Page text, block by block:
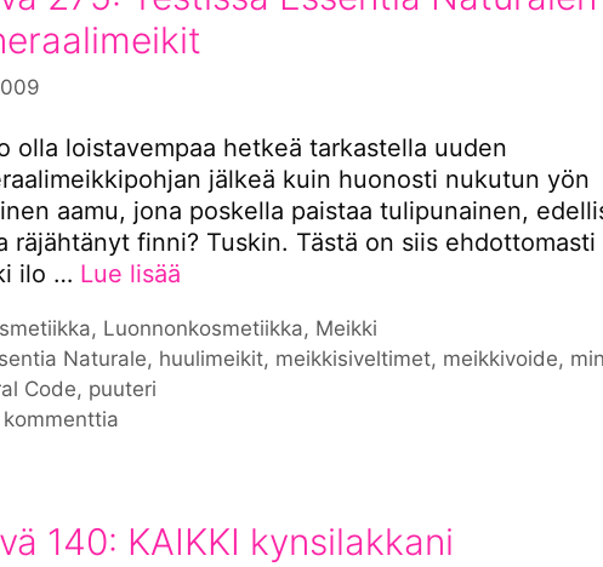
olla loistavempaa hetkeä tarkastella uuden
jälkeä kuin huonosti nukutun yön
aamu, jona poskella paistaa tulipunainen,
räjähtänyt finni? Tuskin. Tästä on siis
ilo … Lue lisää
, Luonnonkosmetiikka, Meikki
Naturale, huulimeikit, meikkisiveltimet, meikkivoide,
Code, puuteri
kommenttia
140: KAIKKI kynsilakkani